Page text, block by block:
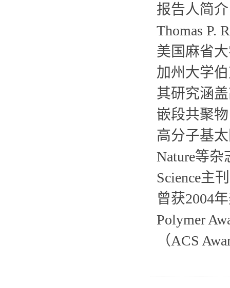
报告人简
Thomas P.
美国麻省
加州大学
其研究涵
嵌段共聚
高分子基
Nature等
Science主
曾获2004
Polymer
（ACS